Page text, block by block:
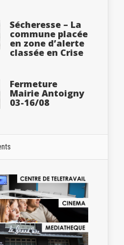
Sécheresse – La
commune placée
en zone d’alerte
classée en Crise
Fermeture
Mairie Antoigny
03-16/08